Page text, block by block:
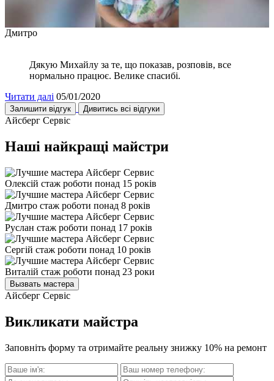
Дмитро
Дякую Михайлу за те, що показав, розповів, все
нормально працює. Велике спасибі.
Читати далі 05/01/2020
Залишити відгук Дивитись всі відгуки
Айсберг Сервіс
Наші найкращі майстри
Олексій стаж роботи понад 15 років
Дмитро стаж роботи понад 8 років
Руслан стаж роботи понад 17 років
Сергій стаж роботи понад 10 років
Виталій стаж роботи понад 23 роки
Вызвать мастера
Айсберг Сервіс
Викликати майстра
Заповніть форму та отримайте реальну знижку 10% на ремонт